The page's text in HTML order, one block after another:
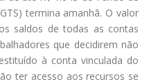
termina amanhã. O valor
saldos de todas as contas
que decidirem não
à conta vinculada do
ter acesso aos recursos se